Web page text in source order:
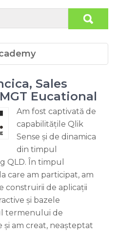
Sales
Eucational
Am fost captivată de
capabilitățile Qlik
Sense și de dinamica
din timpul
QLD. În timpul
care am participat, am
construirii de aplicații
și bazele
termenului de
și am creat, neașteptat